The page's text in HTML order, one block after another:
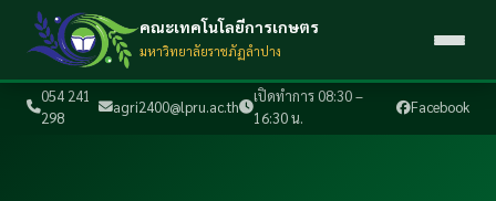
054 241
298
agri2400@lpru.ac.th
เปิดทำการ 08:30 –
16:30 น.
Facebook
คณะเทคโนโลยีการเกษตร
มหาวิทยาลัยราชภัฏลำปาง